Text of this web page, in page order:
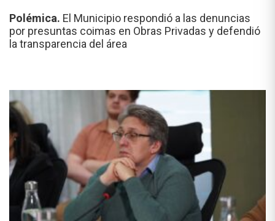
Polémica. El Municipio respondió a las denuncias
por presuntas coimas en Obras Privadas y defendió
la transparencia del área